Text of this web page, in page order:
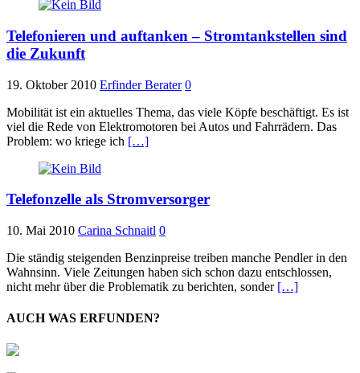
Telefonieren und auftanken – Stromtankstellen sind
die Zukunft
19. Oktober 2010 Erfinder Berater 0
Mobilität ist ein aktuelles Thema, das viele Köpfe beschäftigt. Es ist
viel die Rede von Elektromotoren bei Autos und Fahrrädern. Das
Problem: wo kriege ich […]
Telefonzelle als Stromversorger
10. Mai 2010 Carina Schnaitl 0
Die ständig steigenden Benzinpreise treiben manche Pendler in den
Wahnsinn. Viele Zeitungen haben sich schon dazu entschlossen,
nicht mehr über die Problematik zu berichten, sonder […]
AUCH WAS ERFUNDEN?